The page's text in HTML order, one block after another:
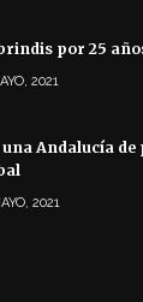
por 25
2021
una Andalucía
2021